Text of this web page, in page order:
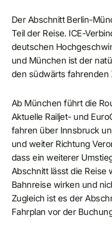
Der Abschnitt Berlin-
Teil der Reise. ICE-
deutschen
und München ist der
den südwärts fahrenden
Ab München führt die
Aktuelle Railjet- und
fahren über Innsbruck
und weiter Richtung
dass ein weiterer
Abschnitt lässt die Reise
Bahnreise wirken und
Zugleich ist es der
Fahrplan vor der